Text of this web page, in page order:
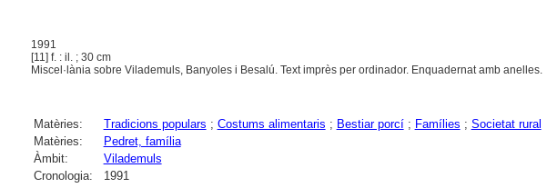
1991
[11] f. : il. ; 30 cm
Miscel·lània sobre Vilademuls, Banyoles i Besalú. Text imprès per ordinador. Enquadernat amb anelles.
Matèries: Tradicions populars ; Costums alimentaris ; Bestiar porcí; Famílies ; Societat rural
Matèries:
Pedret, família
Àmbit:
Vilademuls
Cronologia:
1991